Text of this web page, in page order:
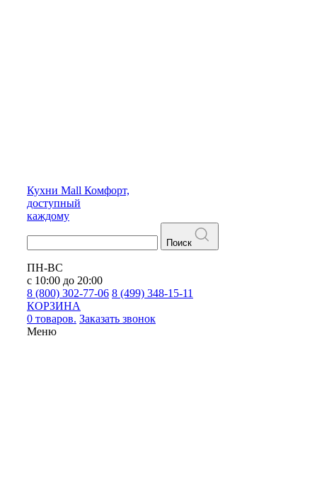
Кухни Mall Комфорт,
доступный
каждому
Поиск
ПН-ВС
с 10:00 до 20:00
8 (800) 302-77-06 8 (499) 348-15-11
КОРЗИНА
0 товаров. Заказать звонок
Меню